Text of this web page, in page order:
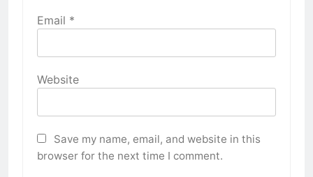
Email *
Website
Save my name, email, and website in this
browser for the next time I comment.